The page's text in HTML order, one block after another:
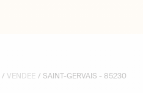
/ VENDEE / SAINT-GERVAIS - 85230